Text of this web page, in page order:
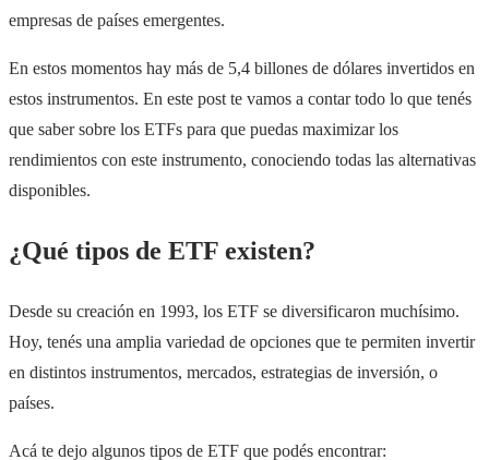
empresas de países emergentes.
En estos momentos hay más de 5,4 billones de dólares invertidos en
estos instrumentos. En este post te vamos a contar todo lo que tenés
que saber sobre los ETFs para que puedas maximizar los
rendimientos con este instrumento, conociendo todas las alternativas
disponibles.
¿Qué tipos de ETF existen?
Desde su creación en 1993, los ETF se diversificaron muchísimo.
Hoy, tenés una amplia variedad de opciones que te permiten invertir
en distintos instrumentos, mercados, estrategias de inversión, o
países.
Acá te dejo algunos tipos de ETF que podés encontrar: